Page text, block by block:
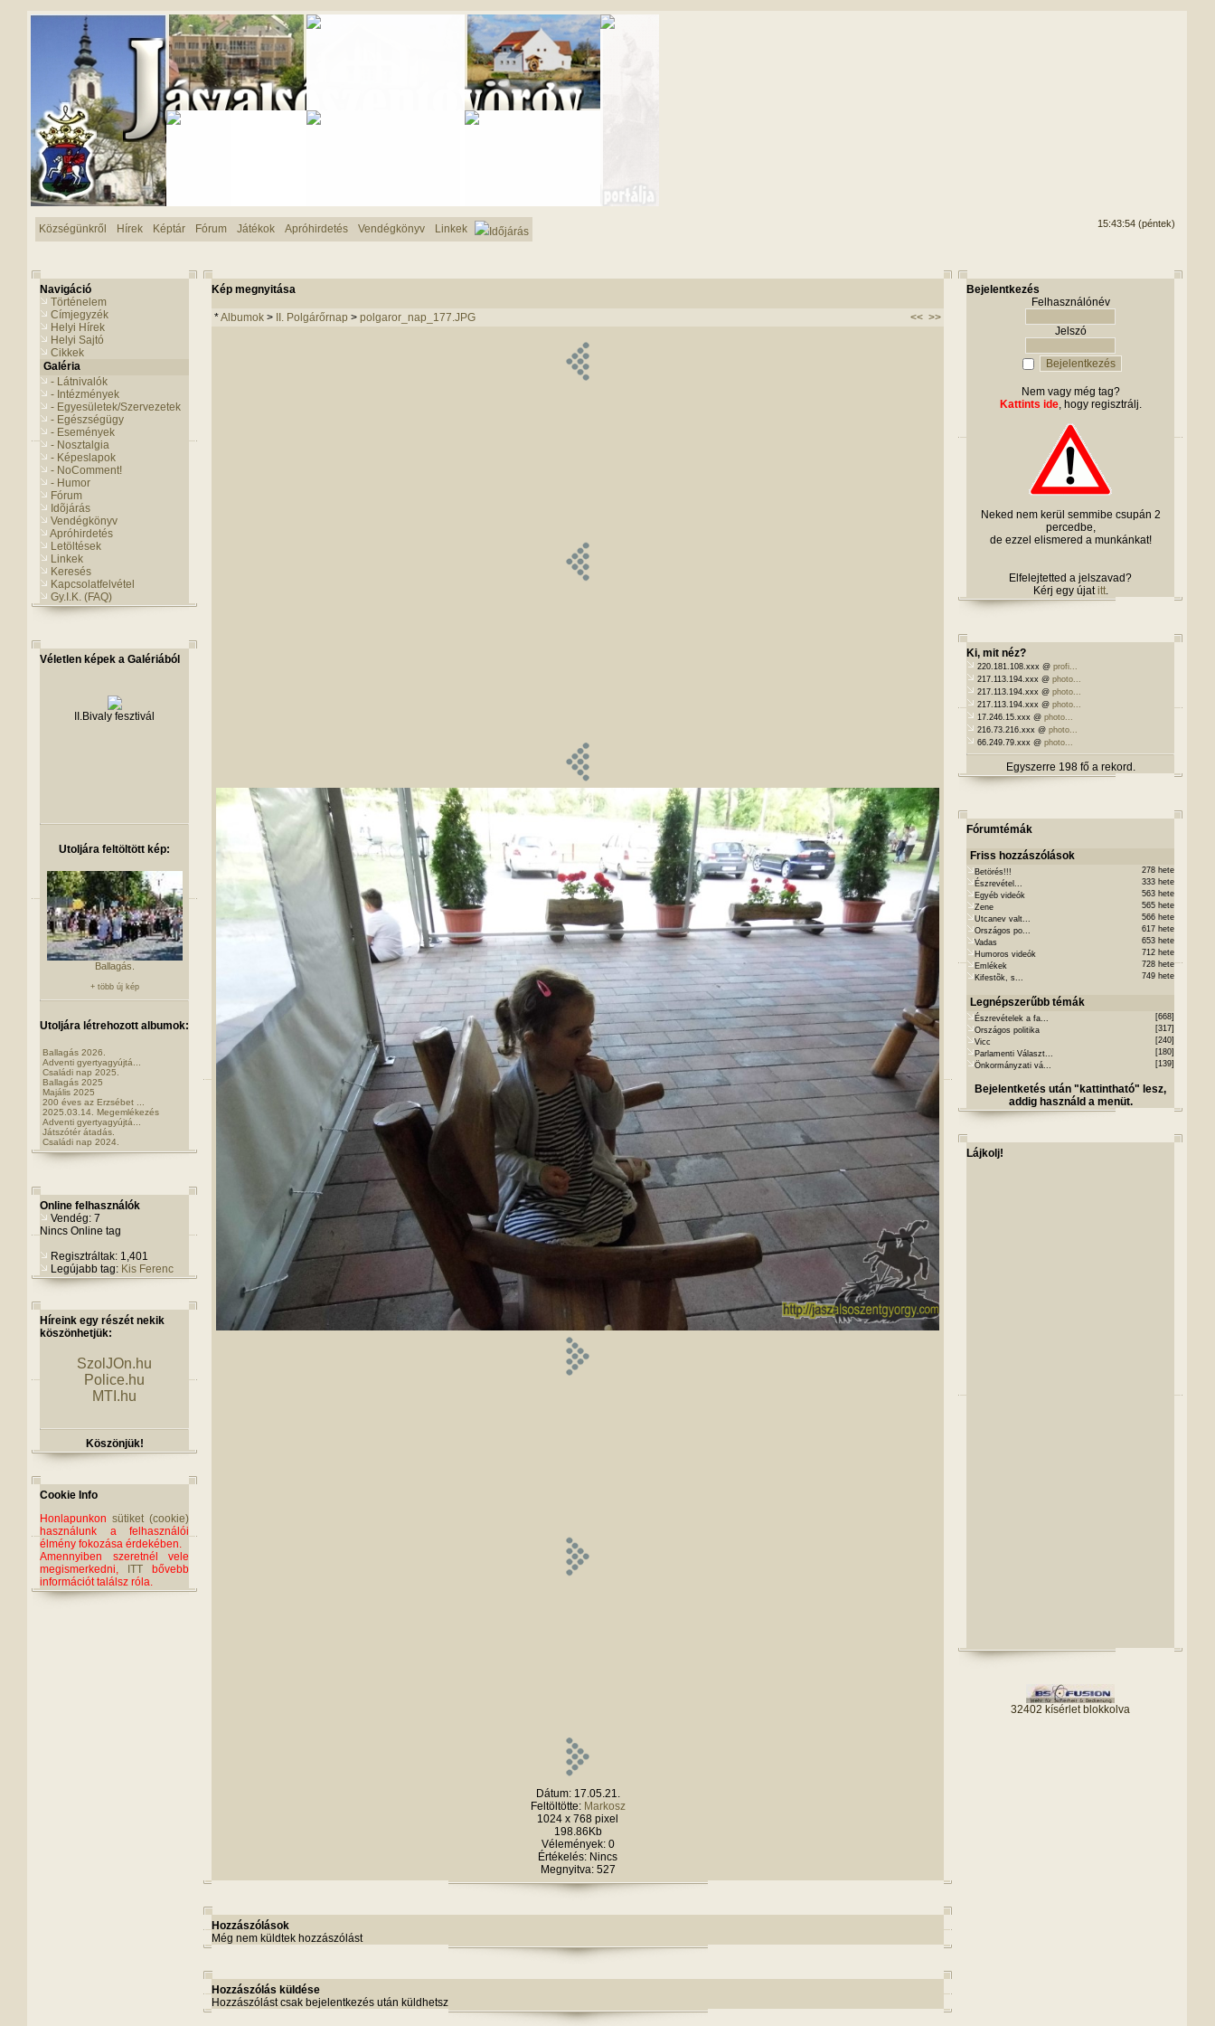
Községünkről Hírek Képtár Fórum Játékok Apróhirdetés Vendégkönyv Linkek Időjárás
15:43:54 (péntek)
Navigáció
Történelem
Címjegyzék
Helyi Hírek
Helyi Sajtó
Cikkek
Galéria
- Látnivalók
- Intézmények
- Egyesületek/Szervezetek
- Egészségügy
- Események
- Nosztalgia
- Képeslapok
- NoComment!
- Humor
Fórum
Idõjárás
Vendégkönyv
Apróhirdetés
Letöltések
Linkek
Keresés
Kapcsolatfelvétel
Gy.I.K. (FAQ)
Véletlen képek a Galériából
II.Bivaly fesztivál
Utoljára feltöltött kép:
Ballagás.
+ több új kép
Utoljára létrehozott albumok:
Ballagás 2026.
Adventi gyertyagyújtá...
Családi nap 2025.
Ballagás 2025
Majális 2025
200 éves az Erzsébet ...
2025.03.14. Megemlékezés
Adventi gyertyagyújtá...
Játszótér átadás.
Családi nap 2024.
Online felhasználók
Vendég: 7
Nincs Online tag
Regisztráltak: 1,401
Legújabb tag: Kis Ferenc
Híreink egy részét nekik
köszönhetjük:
SzolJOn.hu
Police.hu
MTI.hu
Köszönjük!
Cookie Info
Honlapunkon sütiket (cookie)
használunk a felhasználói
élmény fokozása érdekében.
Amennyiben szeretnél vele
megismerkedni,
ITT bővebb
információt találsz róla.
Kép megnyitása
*Albumok > II. Polgárőrnap > polgaror_nap_177.JPG << >>
Dátum: 17.05.21.
Feltöltötte: Markosz
1024 x 768 pixel
198.86Kb
Vélemények: 0
Értékelés: Nincs
Megnyitva: 527
Hozzászólások
Még nem küldtek hozzászólást
Hozzászólás küldése
Hozzászólást csak bejelentkezés után küldhetsz
Bejelentkezés
Felhasználónév
Jelszó
Nem vagy még tag?
Kattints ide, hogy regisztrálj.
Neked nem kerül semmibe csupán 2
percedbe,
de ezzel elismered a munkánkat!
Elfelejtetted a jelszavad?
Kérj egy újatitt.
Ki, mit néz?
220.181.108.xxx @ profi...
217.113.194.xxx @ photo...
217.113.194.xxx @ photo...
217.113.194.xxx @ photo...
17.246.15.xxx @ photo...
216.73.216.xxx @ photo...
66.249.79.xxx @ photo...
Egyszerre 198 fő a rekord.
Fórumtémák
Friss hozzászólások
Betörés!!!
278 hete
Észrevétel...
333 hete
Egyéb videók
563 hete
Zene
565 hete
Utcanev valt...
566 hete
Országos po...
617 hete
Vadas
653 hete
Humoros videók
712 hete
Emlékek
728 hete
Kifestõk, s...
749 hete
Legnépszerűbb témák
Észrevételek a fa...
[668]
Országos politika
[317]
Vicc
[240]
Parlamenti Választ...
[180]
Önkormányzati vá...
[139]
Bejelentketés után "kattintható" lesz,
addig használd a menüt.
Lájkolj!
32402 kísérlet blokkolva